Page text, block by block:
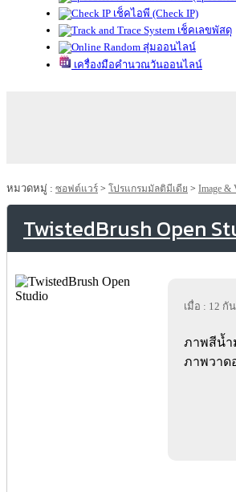
เช็คไอพี (Check IP)
เช็คเลขพัสดุ
สุ่มออนไลน์
เครื่องมือคำนวณวันออนไลน์
หมวดหมู่ : ซอฟต์แวร์ > โปรแกรมมัลติมีเดีย > Image &
TwistedBrush Open
เมื่อ : 12 กั
ภาพสีน้ำ
ภาพวาด